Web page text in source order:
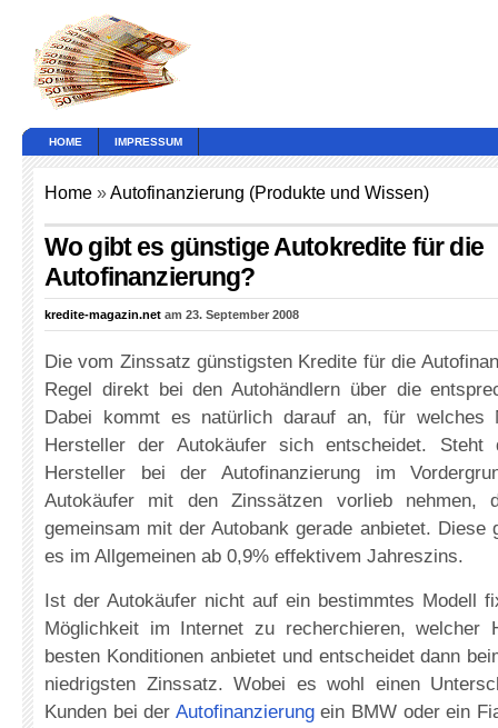
HOME IMPRESSUM
Home »Autofinanzierung (Produkte und Wissen)
Wo gibt es günstige Autokredite für die
Autofinanzierung?
kredite-magazin.net am 23. September 2008
Die vom Zinssatz günstigsten Kredite für die
Regel direkt bei den Autohändlern über die
Dabei kommt es natürlich darauf an, für welches
Hersteller der Autokäufer sich entscheidet.
Hersteller bei der Autofinanzierung im
Autokäufer mit den Zinssätzen vorlieb nehmen,
gemeinsam mit der Autobank gerade anbietet. Diese
es im Allgemeinen ab 0,9% effektivem Jahreszins.
Ist der Autokäufer nicht auf ein bestimmtes Modell
Möglichkeit im Internet zu recherchieren, welcher
besten Konditionen anbietet und entscheidet dann
niedrigsten Zinssatz. Wobei es wohl einen
Kunden bei der Autofinanzierungein BMW oder ein